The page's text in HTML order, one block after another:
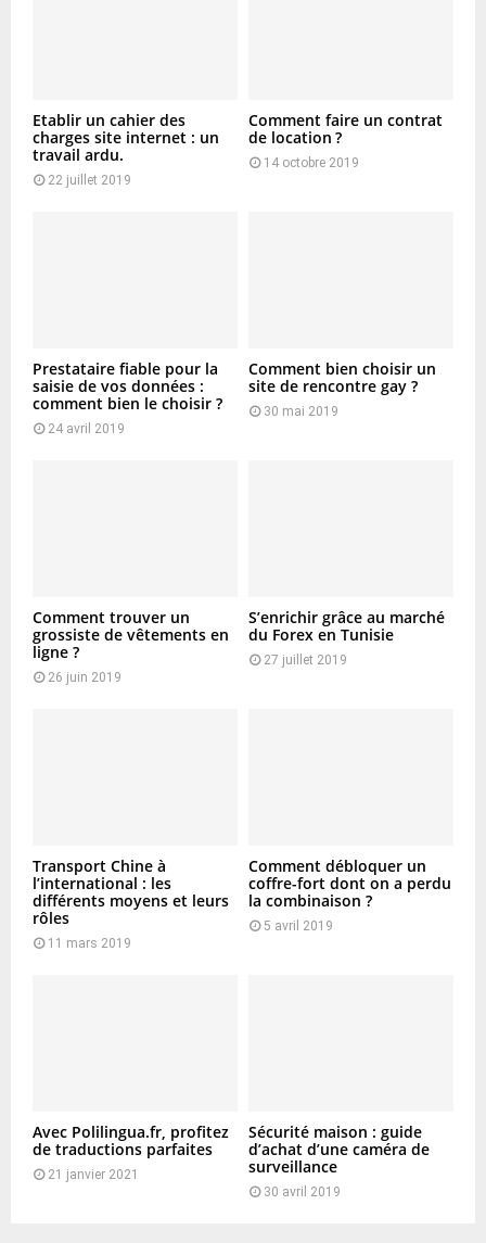
Etablir un cahier des
charges site internet : un
travail ardu.
22 juillet 2019
Comment faire un contrat
de location ?
14 octobre 2019
Prestataire fiable pour la
saisie de vos données :
comment bien le choisir ?
24 avril 2019
Comment bien choisir un
site de rencontre gay ?
30 mai 2019
Comment trouver un
grossiste de vêtements en
ligne ?
26 juin 2019
S’enrichir grâce au marché
du Forex en Tunisie
27 juillet 2019
Transport Chine à
l’international : les
différents moyens et leurs
rôles
11 mars 2019
Comment débloquer un
coffre-fort dont on a perdu
la combinaison ?
5 avril 2019
Avec Polilingua.fr, profitez
de traductions parfaites
21 janvier 2021
Sécurité maison : guide
d’achat d’une caméra de
surveillance
30 avril 2019